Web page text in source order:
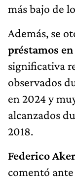
más bajo de
Además, se
préstamos
significativa
observados
en 2024 y
alcanzados
2018.
Federico
comentó